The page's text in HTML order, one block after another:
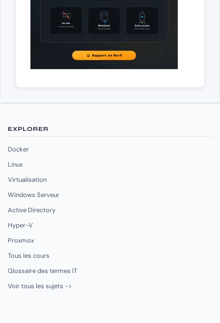
EXPLORER
Docker
Linux
Virtualisation
Windows Serveur
Active Directory
Hyper-V
Proxmox
Tous les cours
Glossaire des termes IT
Voir tous les sujets ->